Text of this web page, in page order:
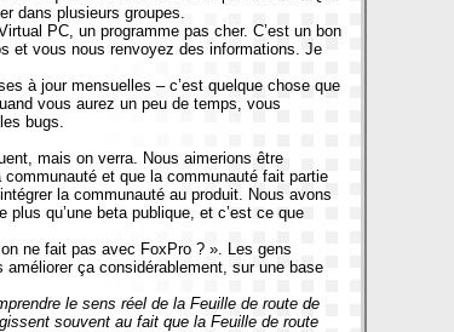
dans plusieurs groupes.
PC, un programme pas cher. C’est un bon
et vous nous renvoyez des informations. Je
à jour mensuelles – c’est quelque chose que
vous aurez un peu de temps, vous
bugs.
mais on verra. Nous aimerions être
et que la communauté fait partie
la communauté au produit. Nous avons
qu’une beta publique, et c’est ce que
ne fait pas avec FoxPro ? ». Les gens
ça considérablement, sur une base
le sens réel de la Feuille de route de
souvent au fait que la Feuille de route